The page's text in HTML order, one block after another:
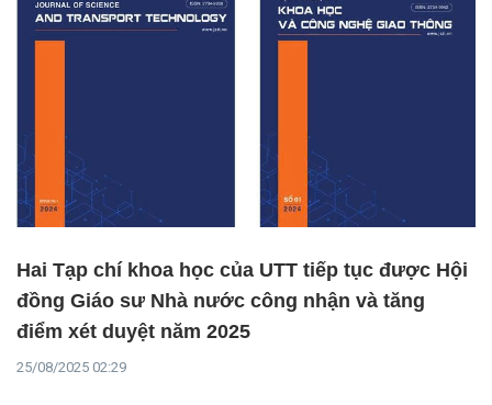
Hai Tạp chí khoa học của UTT tiếp tục được Hội
đồng Giáo sư Nhà nước công nhận và tăng
điểm xét duyệt năm 2025
25/08/2025 02:29